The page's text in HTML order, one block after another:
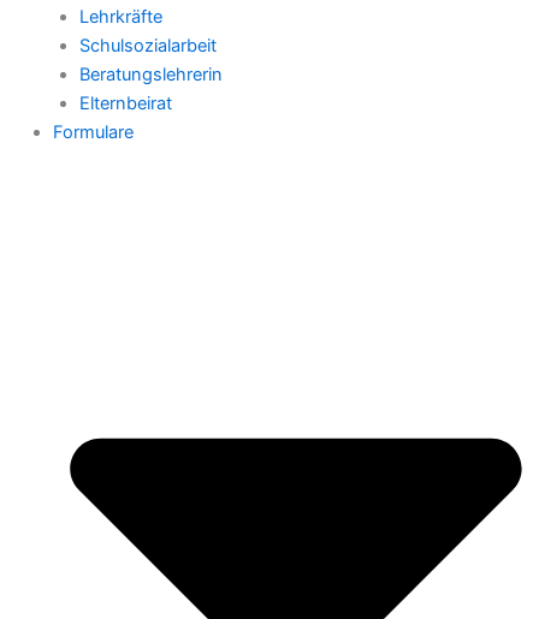
Lehrkräfte
Schulsozialarbeit
Beratungslehrerin
Elternbeirat
Formulare